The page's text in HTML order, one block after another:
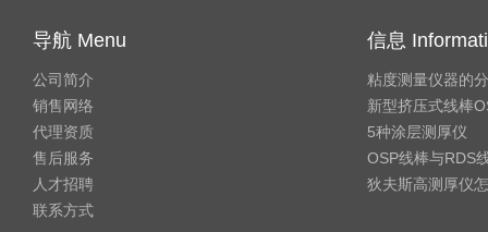
导航 Menu
公司简介
销售网络
代理资质
售后服务
人才招聘
联系方式
信息
粘度测量仪器的
新型挤压式线棒
5种涂层测厚仪
OSP线棒与RDS
狄夫斯高测厚仪